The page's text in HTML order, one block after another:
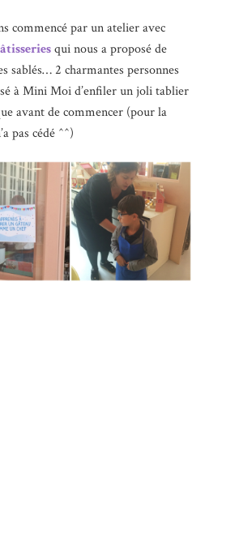
commencé par un atelier avec
qui nous a proposé de
sablés… 2 charmantes personnes
à Mini Moi d’enfiler un joli tablier
avant de commencer (pour la
pas cédé ^^)